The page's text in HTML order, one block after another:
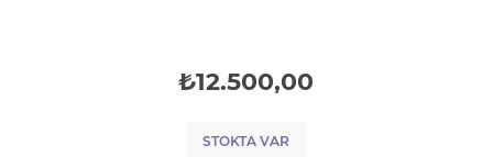
₺12.500,00
STOKTA VAR